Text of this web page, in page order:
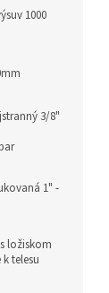
1000
3/8"
1" -
ložiskom
k telesu